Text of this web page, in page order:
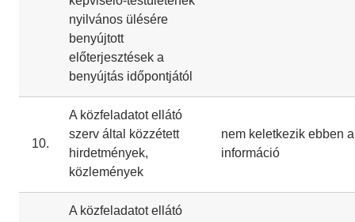
nyilvános ülésére
benyújtott
előterjesztések a
benyújtás időpontjától
10.
A közfeladatot ellátó
szerv által közzétett
hirdetmények,
közlemények
nem keletkezik ebben
információ
A közfeladatot ellátó